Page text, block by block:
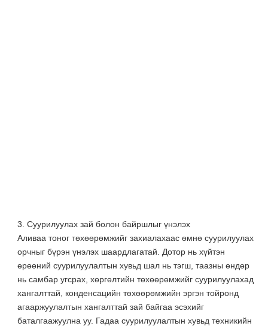
3. Суурилуулах зай болон байршлыг үнэлэх
Аливаа тоног төхөөрөмжийг захиалахаас өмнө суурилуулах
орчныг бүрэн үнэлэх шаардлагатай. Дотор нь хүйтэн
өрөөний суурилуулалтын хувьд шал нь тэгш, таазны өндөр
нь самбар угсрах, хөргөлтийн төхөөрөмжийг суурилуулахад
хангалттай, конденсацийн төхөөрөмжийн эргэн тойронд
агааржуулалтын хангалттай зай байгаа эсэхийг
баталгаажуулна уу. Гадаа суурилуулалтын хувьд техникийн